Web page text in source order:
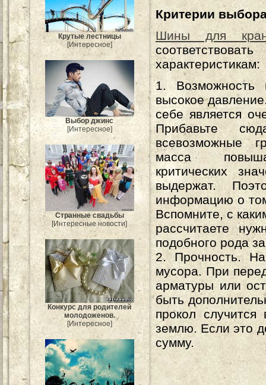
Крутые лестницы
[Интересное]
Выбор джинс
[Интересное]
Странные свадьбы
[Интересные новости]
Конкурс для родителей
молодоженов.
[Интересное]
Критерии
Шины для
характеристикам:
1. Возможность
высокое
себе является
Прибавьте
всевозможные
масса
критических
выдержат.
информацию о
Вспомните, с
рассчитаете
подобного рода
2. Прочность. На
мусора. При
арматуры или
быть
прокол
землю. Если это
сумму.